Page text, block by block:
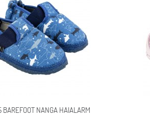
BAREFOOT NANGA HAIALARM